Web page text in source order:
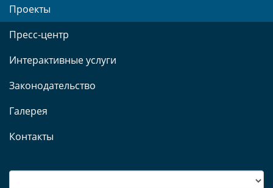
Проекты
Пресс-центр
Интерактивные услуги
Законодательство
Галерея
Контакты